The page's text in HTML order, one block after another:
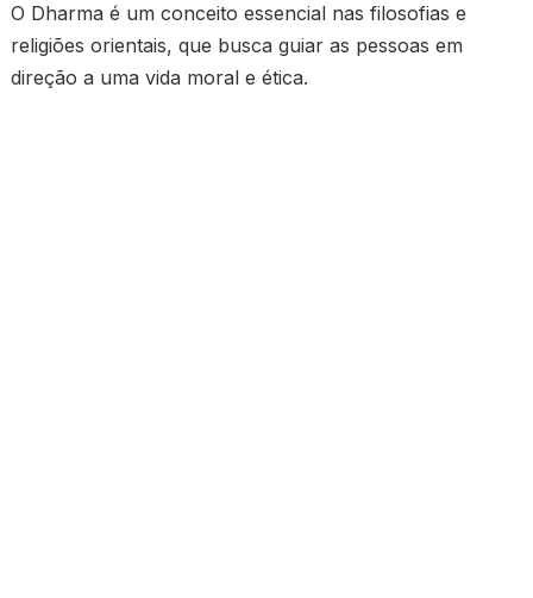
O Dharma é um conceito essencial nas filosofias e
religiões orientais, que busca guiar as pessoas em
direção a uma vida moral e ética.